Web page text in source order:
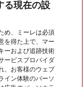
る現在の設
め、ミーレは必須
を得た上で、マー
ーおよび追跡技術
ービスプロバイダ
、お客様のウェブ
イン体験のパーソ